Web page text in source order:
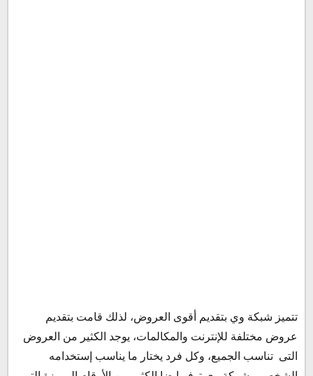
تتميز شبكة وي بتقديم أقوى العروض، لذلك قامت بتقديم
عروض مختلفة للإنترنت والمكالمات، يوجد الكثير من العروض
التى تناسب الجميع، وكل فرد يختار ما يناسب إستخدامه